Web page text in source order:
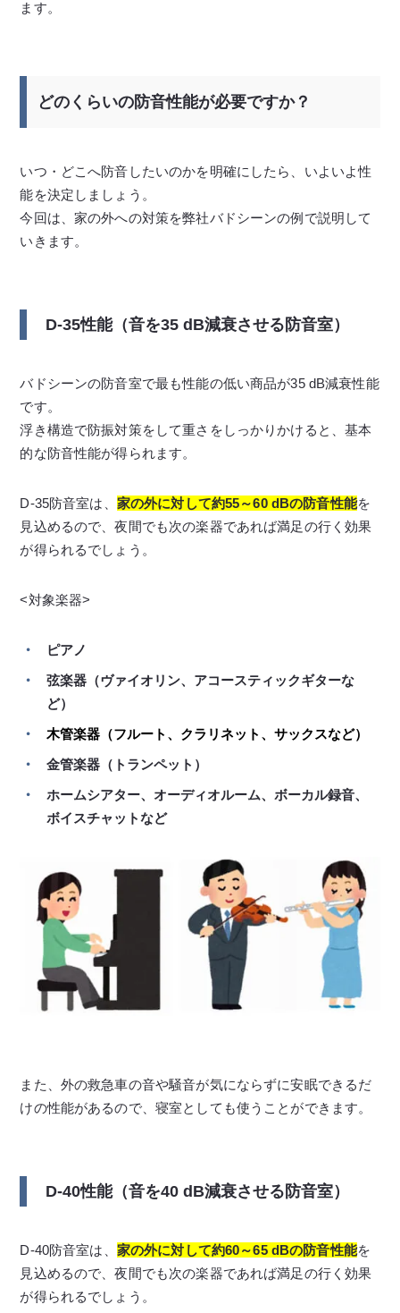
ます。
どのくらいの防音性能が必要ですか？
いつ・どこへ防音したいのかを明確にしたら、いよいよ性
能を決定しましょう。
今回は、家の外への対策を弊社バドシーンの例で説明して
いきます。
D-35性能（音を35 dB減衰させる防音室）
バドシーンの防音室で最も性能の低い商品が35 dB減衰性能
です。
浮き構造で防振対策をして重さをしっかりかけると、基本
的な防音性能が得られます。
D-35防音室は、 家の外に対して約55～60 dBの防音性能を
見込めるので、夜間でも次の楽器であれば満足の行く効果
が得られるでしょう。
<対象楽器>
ピアノ
弦楽器（ヴァイオリン、アコースティックギターな
ど）
木管楽器（フルート、クラリネット、サックスなど）
金管楽器（トランペット）
ホームシアター、オーディオルーム、ボーカル録音、
ボイスチャットなど
また、外の救急車の音や騒音が気にならずに安眠できるだ
けの性能があるので、寝室としても使うことができます。
D-40性能（音を40 dB減衰させる防音室）
D-40防音室は、 家の外に対して約60～65 dBの防音性能を
見込めるので、夜間でも次の楽器であれば満足の行く効果
が得られるでしょう。